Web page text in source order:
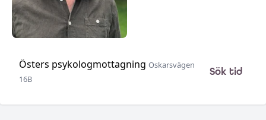
Östers psykologmottagning Oskarsvägen
16B
Sök tid